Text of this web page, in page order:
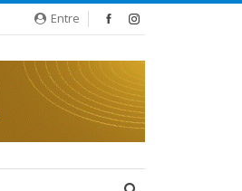
Entre